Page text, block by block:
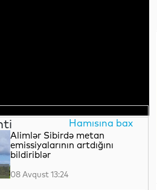
Hamısına bax
Alimlər Sibirdə metan
emissiyalarının artdığını
bildiriblər
08 Avqust 13:24